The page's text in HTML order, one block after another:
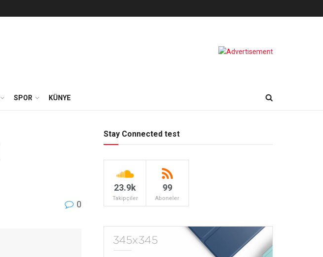
SPOR KÜNYE
0
Stay Connected test
23.9k
Takipçiler
99
Aboneler